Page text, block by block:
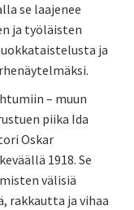
se laajenee
ja työläisten
ja
– muun
piika Ida
Oskar
1918. Se
välisiä
rakkautta ja vihaa